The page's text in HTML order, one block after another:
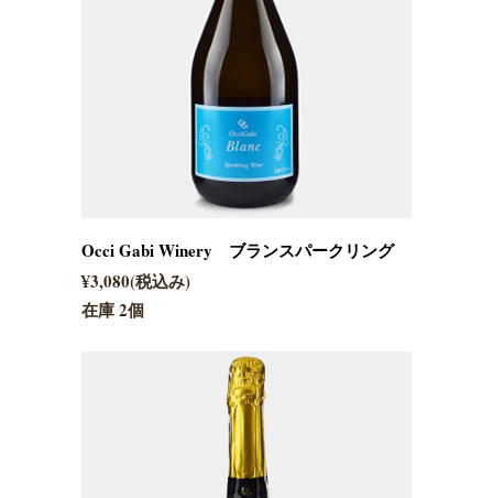
Occi Gabi Winery ブランスパークリング
¥3,080(税込み)
在庫 2個